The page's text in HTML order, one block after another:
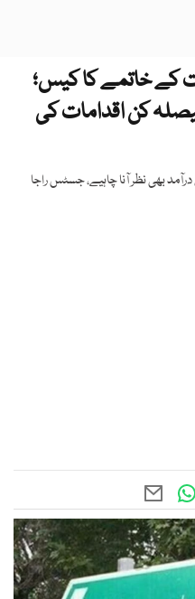
کے خاتمے کا کیس؛
کن اقدامات کی
بھی نظر آنا چاہیے، جسٹس راجا